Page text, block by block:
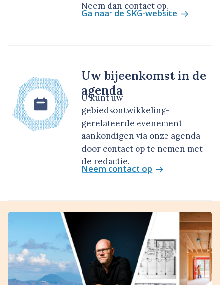
Neem dan contact op.
Ga naar de SKG-website
Uw bijeenkomst in de
agenda
U kunt uw
gebiedsontwikkeling-
gerelateerde evenement
aankondigen via onze agenda
door contact op te nemen met
de redactie.
Neem contact op